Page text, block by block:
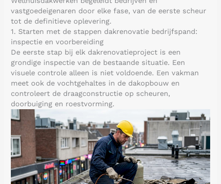
vastgoedeigenaren door elke fase, van de eerste scheur
tot de definitieve oplevering.
1. Starten met de stappen dakrenovatie bedrijfspand:
inspectie en voorbereiding
De eerste stap bij elk dakrenovatieproject is een
grondige inspectie van de bestaande situatie. Een
visuele controle alleen is niet voldoende. Een vakman
meet ook de vochtgehaltes in de dakopbouw en
controleert de draagconstructie op scheuren,
doorbuiging en roestvorming.